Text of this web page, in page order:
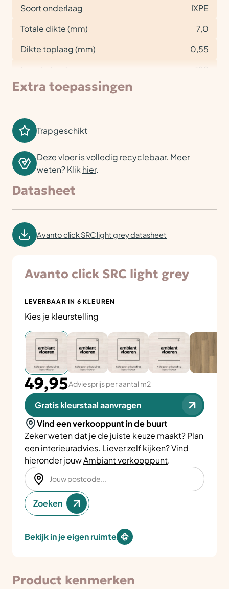
Soort onderlaag
IXPE
Totale dikte (mm)
7,0
Dikte toplaag (mm)
0,55
Lengte (cm)
122
Extra toepassingen
Trapgeschikt
Deze vloer is volledig recyclebaar. Meer
weten? Klik hier.
Datasheet
Avanto click SRC light grey datasheet
Avanto click SRC light grey
LEVERBAAR IN 6 KLEUREN
Kies je kleurstelling
49,95Adviesprijs per aantal m2
Gratis kleurstaal aanvragen
Vind een verkooppunt in de buurt
Zeker weten dat je de juiste keuze maakt? Plan
eeninterieuradvies. Liever zelf kijken? Vind
hieronder jouwAmbiant verkooppunt.
Zoeken
Bekijk in je eigen ruimte
Product kenmerken